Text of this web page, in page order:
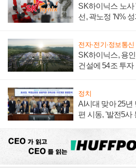
SK하이닉스 노사
선, 곽노정 'N%
전자·전기·정보통신
SK하이닉스, 용
건설에 54조 투자
정치
AI시대 맞아 25년
편 시동, '발전5사